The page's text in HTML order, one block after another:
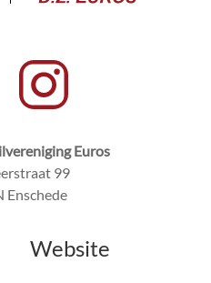
Euros
99
Enschede
Website